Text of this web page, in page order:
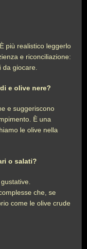
più realistico leggerlo
e riconciliazione:
giocare.
e olive nere?
e suggeriscono
È una
le olive nella
o salati?
che, se
come le olive crude